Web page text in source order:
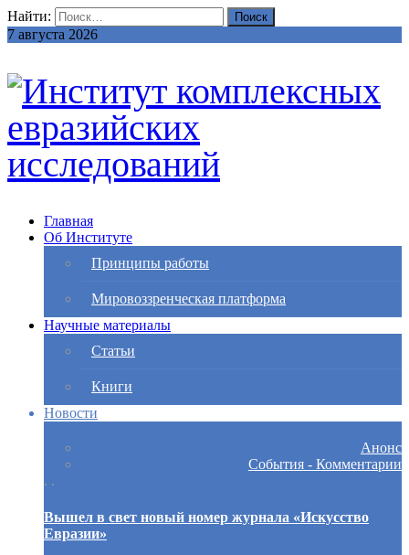
Найти:
7 августа 2026
Главная
Об Институте
Принципы работы
Мировоззренческая платформа
Научные материалы
Статьи
Книги
Новости
Анонс
События - Комментарии
. .
Вышел в свет новый номер журнала «Искусство
Евразии»